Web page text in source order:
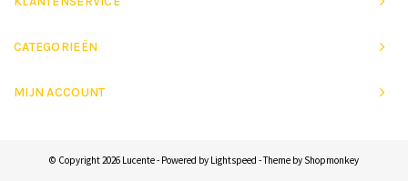
CATEGORIEËN
MIJN ACCOUNT
© Copyright 2026 Lucente - Powered by Lightspeed - Theme by Shopmonkey